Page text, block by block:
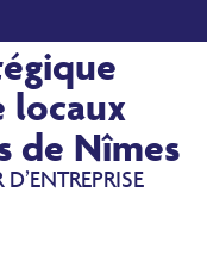
locaux
de Nîmes